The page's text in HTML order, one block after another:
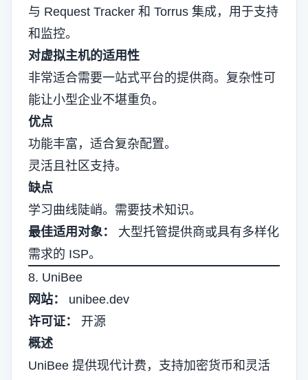
与 Request Tracker 和 Torrus 集成，用于支持
和监控。
对虚拟主机的适用性
非常适合需要一站式平台的提供商。复杂性可
能让小型企业不堪重负。
优点
功能丰富，适合复杂配置。
灵活且社区支持。
缺点
学习曲线陡峭。需要技术知识。
最佳适用对象：
大型托管提供商或具有多样化
需求的 ISP。
8. UniBee
网站：
unibee.dev
许可证：
开源
概述
UniBee 提供现代计费，支持加密货币和灵活